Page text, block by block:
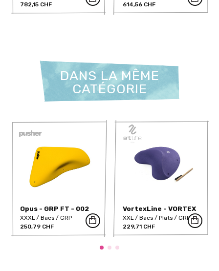
782,15 CHF
614,56 CHF
DANS LA MÊME
CATÉGORIE
Opus - GRP FT - 002
XXXL Bacs
GRP
250,79 CHF
VortexLine - VORTEX
11
XXL Bacs Plats
GRP
229,71 CHF